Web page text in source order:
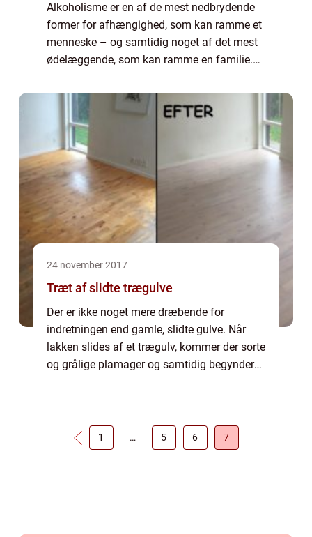
Alkoholisme er en af de mest nedbrydende
former for afhængighed, som kan ramme et
menneske – og samtidig noget af det mest
ødelæggende, som kan ramme en familie.
krop bid for b...
24 november 2017
Træt af slidte trægulve
Der er ikke noget mere dræbende for
indretningen end gamle, slidte gulve. Når
lakken slides af et trægulv, kommer der sorte
og grålige plamager og samtidig begynder
1 … 5 6 7